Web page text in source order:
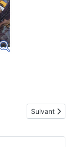
Article
Suivant